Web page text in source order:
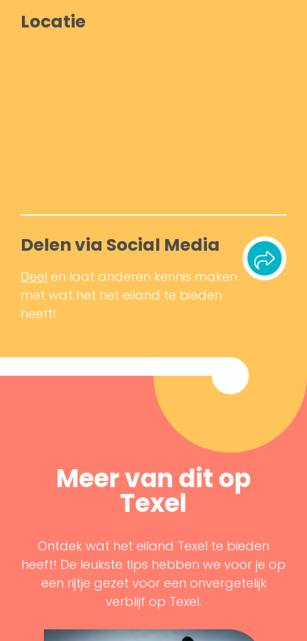
Locatie
Delen via Social Media
Deel en laat anderen kennis maken
met wat het het eiland te bieden
heeft!
Meer van dit op
Texel
Ontdek wat het eiland Texel te bieden
heeft! De leukste tips hebben we voor je op
een rijtje gezet voor een onvergetelijk
verblijf op Texel.